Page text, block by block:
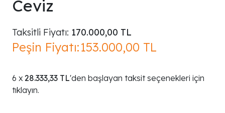
Ceviz
Taksitli Fiyatı: 170.000,00 TL
Peşin Fiyatı:153.000,00 TL
28.333,33 TL'den başlayan taksit seçenekleri için
tıklayın.